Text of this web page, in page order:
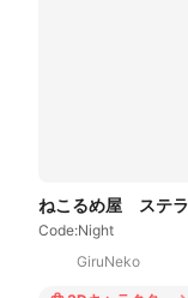
ねこるめ屋 ステラ
Code:Night
GiruNeko